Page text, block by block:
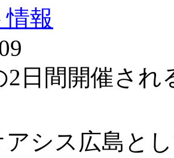
報
2日間開催さ
シス広島と